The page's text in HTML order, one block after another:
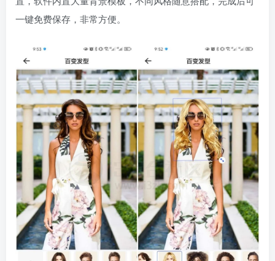
一键免费保存，非常方便。